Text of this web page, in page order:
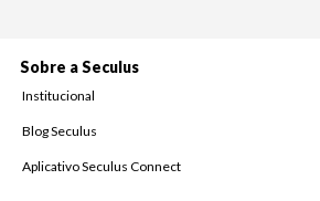
Sobre a Seculus
Institucional
Blog Seculus
Aplicativo Seculus Connect